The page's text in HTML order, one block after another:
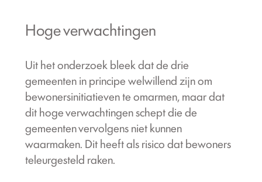
Hoge verwachtingen
Uit het onderzoek bleek dat de drie
gemeenten in principe welwillend zijn om
bewonersinitiatieven te omarmen, maar dat
dit hoge verwachtingen schept die de
gemeenten vervolgens niet kunnen
waarmaken. Dit heeft als risico dat bewoners
teleurgesteld raken.